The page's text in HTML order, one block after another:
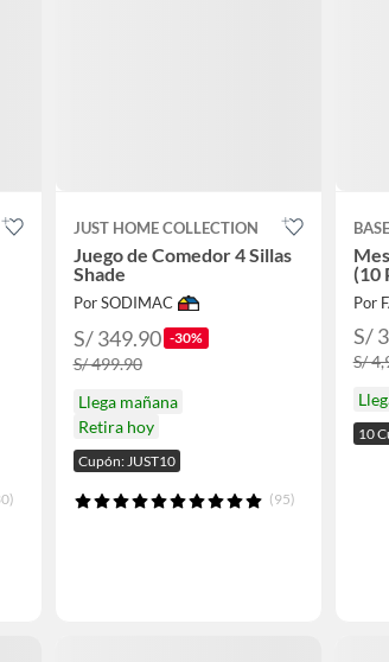
JUST HOME COLLECTION
Juego de Comedor 4 Sillas
Shade
Por SODIMAC
S/ 349.90 -30%
S/ 499.90
Llega mañana
Retira hoy
Cupón: JUST10
(95)
(10
Por
S/
S/
10